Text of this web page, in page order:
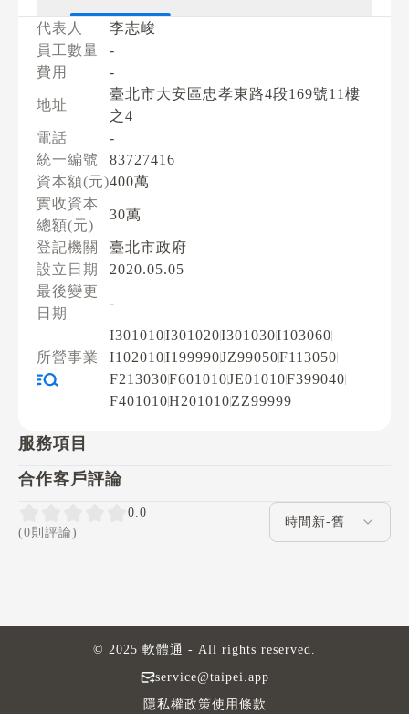
代表人
李志峻
員工數量
-
費用
-
地址
臺北市大安區忠孝東路4段169號11樓
之4
電話
-
統一編號
83727416
資本額(元)400萬
實收資本
總額(元)
30萬
登記機關
臺北市政府
設立日期
2020.05.05
最後變更
日期
-
所營事業
I301010I301020I301030I103060
I102010I199990JZ99050F113050
F213030F601010JE01010F399040
F401010H201010ZZ99999
服務項目
合作客戶評論
0.0
(0則評論)
評論排序
service@taipei.app
© 2025 軟體通 - All rights reserved.
隱私權政策使用條款